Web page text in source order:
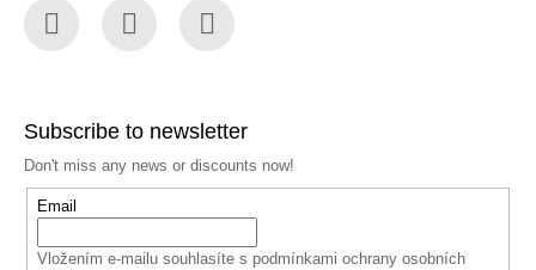
Subscribe to newsletter
Don't miss any news or discounts now!
Email
Vložením e-mailu souhlasíte s podmínkami ochrany osobních